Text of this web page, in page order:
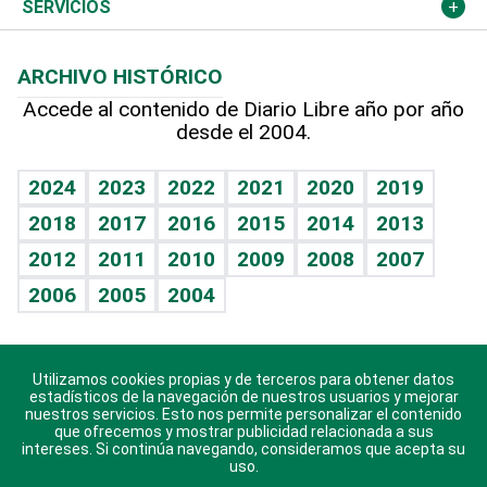
Hablando con el pediatra
Vida y familia
Eñe
Celebrando la vida
Sin complejos
En pocas palabras
Escuchando al corazón
Economía Personal
Línea de hit
TBT Deportivo
Columnistas
Más firmas
Cambio climático
Opinión
Hecho en casa
Guía del dinero
SERVICIOS
Cumpleaños
Horóscopos
Crucigramas
ARCHIVO HISTÓRICO
Accede al contenido de Diario Libre año por año
desde el 2004.
2024 2023 2022 2021 2020
2019
2018
2017 2016 2015 2014
2013
2012
2011 2010 2009 2008
2007
2006
2005 2004
Descarga nuestras aplicaciones para Android, iOS y
sistema Huawei.
Utilizamos cookies propias y de terceros para obtener datos
estadísticos de la navegación de nuestros usuarios y mejorar
nuestros servicios. Esto nos permite personalizar el contenido
que ofrecemos y mostrar publicidad relacionada a sus
intereses. Si continúa navegando, consideramos que acepta su
uso.